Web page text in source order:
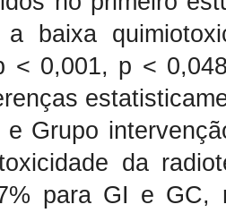
baixa
< 0,001, p <
Grupo
da
para GI e GC,